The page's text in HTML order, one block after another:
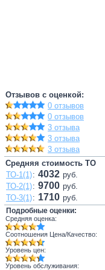
Отзывов с оценкой:
0 отзывов
0 отзывов
3 отзыва
3 отзыва
3 отзыва
Средняя стоимость ТО
ТО-1(1): 4032 руб.
ТО-2(1): 9700 руб.
ТО-3(1): 1710 руб.
Подробные оценки:
Средняя оценка:
Соотношения Цена/Качество:
Уровень цен:
Уровень обслуживания: